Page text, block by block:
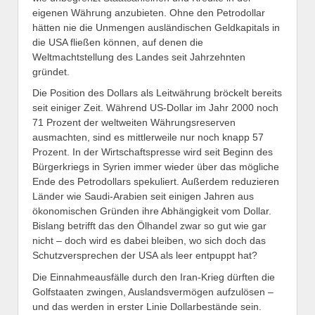
eigenen Währung anzubieten. Ohne den Petrodollar
hätten nie die Unmengen ausländischen Geldkapitals in
die USA fließen können, auf denen die
Weltmachtstellung des Landes seit Jahrzehnten
gründet.
Die Position des Dollars als Leitwährung bröckelt bereits
seit einiger Zeit. Während US-Dollar im Jahr 2000 noch
71 Prozent der weltweiten Währungsreserven
ausmachten, sind es mittlerweile nur noch knapp 57
Prozent. In der Wirtschaftspresse wird seit Beginn des
Bürgerkriegs in Syrien immer wieder über das mögliche
Ende des Petrodollars spekuliert. Außerdem reduzieren
Länder wie Saudi-Arabien seit einigen Jahren aus
ökonomischen Gründen ihre Abhängigkeit vom Dollar.
Bislang betrifft das den Ölhandel zwar so gut wie gar
nicht – doch wird es dabei bleiben, wo sich doch das
Schutzversprechen der USA als leer entpuppt hat?
Die Einnahmeausfälle durch den Iran-Krieg dürften die
Golfstaaten zwingen, Auslandsvermögen aufzulösen –
und das werden in erster Linie Dollarbestände sein.